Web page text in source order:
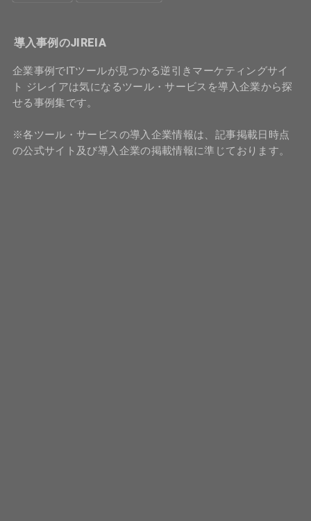
導入事例のJIREIA
企業事例でITツールが見つかる逆引きマーケティングサイ
ト ジレイアは気になるツール・サービスを導入企業から探
せる事例集です。
※各ツール・サービスの導入企業情報は、記事掲載日時点
の公式サイト及び導入企業の掲載情報に準じております。